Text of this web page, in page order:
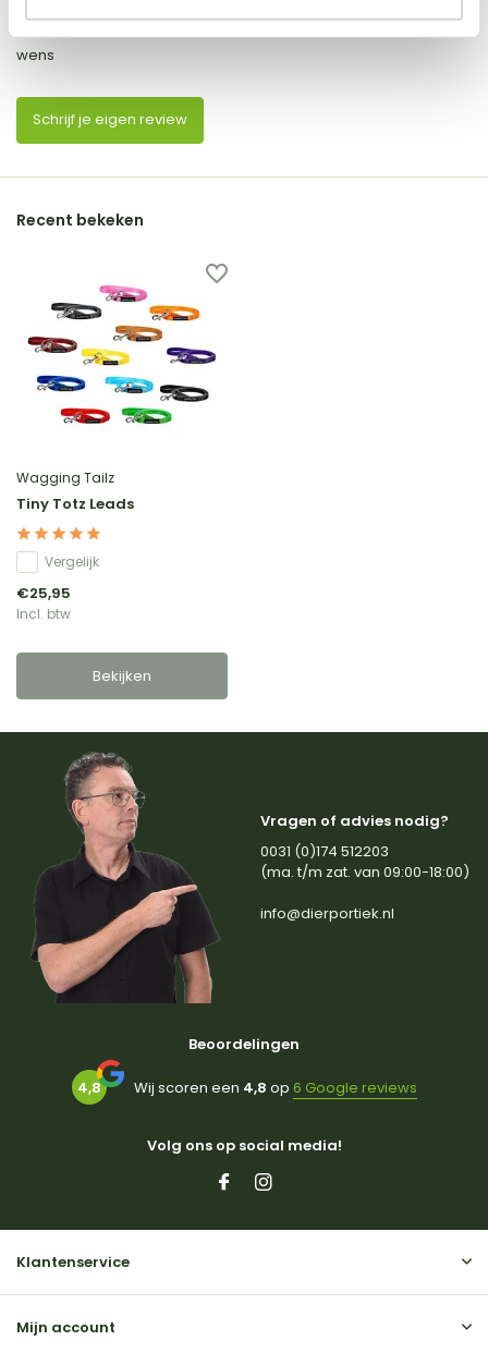
wens
Schrijf je eigen review
Recent bekeken
Wagging Tailz
Tiny Totz Leads
Vergelijk
€25,95
Incl. btw
Bekijken
Vragen of advies nodig?
0031 (0)174 512203
(ma. t/m zat. van 09:00-18:00)
info@dierportiek.nl
Beoordelingen
4,8 Wij scoren een 4,8 op 6 Google reviews
Volg ons op social media!
Klantenservice
Mijn account